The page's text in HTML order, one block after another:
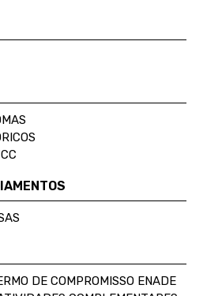
DE COMPROMISSO ENADE